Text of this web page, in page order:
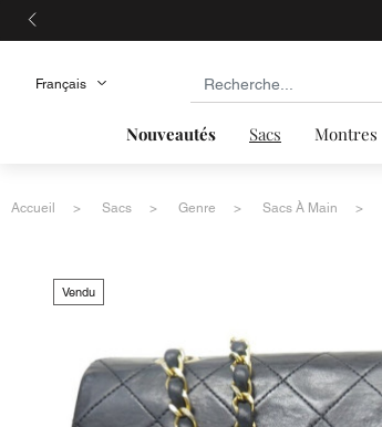
Nouveautés Sacs Montres
Accueil Sacs Genre Sacs À Main
Vendu